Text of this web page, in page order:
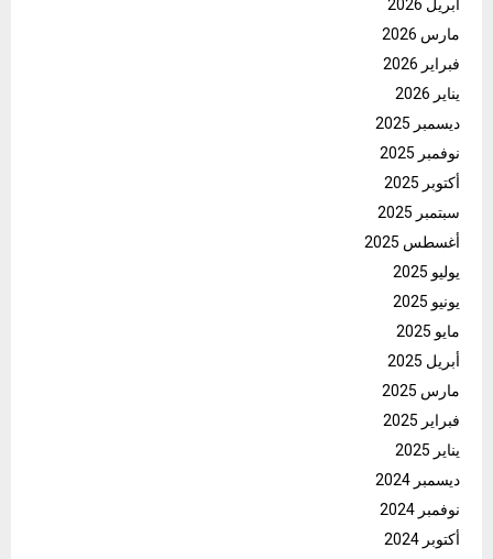
أبريل 2026
مارس 2026
فبراير 2026
يناير 2026
ديسمبر 2025
نوفمبر 2025
أكتوبر 2025
سبتمبر 2025
أغسطس 2025
يوليو 2025
يونيو 2025
مايو 2025
أبريل 2025
مارس 2025
فبراير 2025
يناير 2025
ديسمبر 2024
نوفمبر 2024
أكتوبر 2024